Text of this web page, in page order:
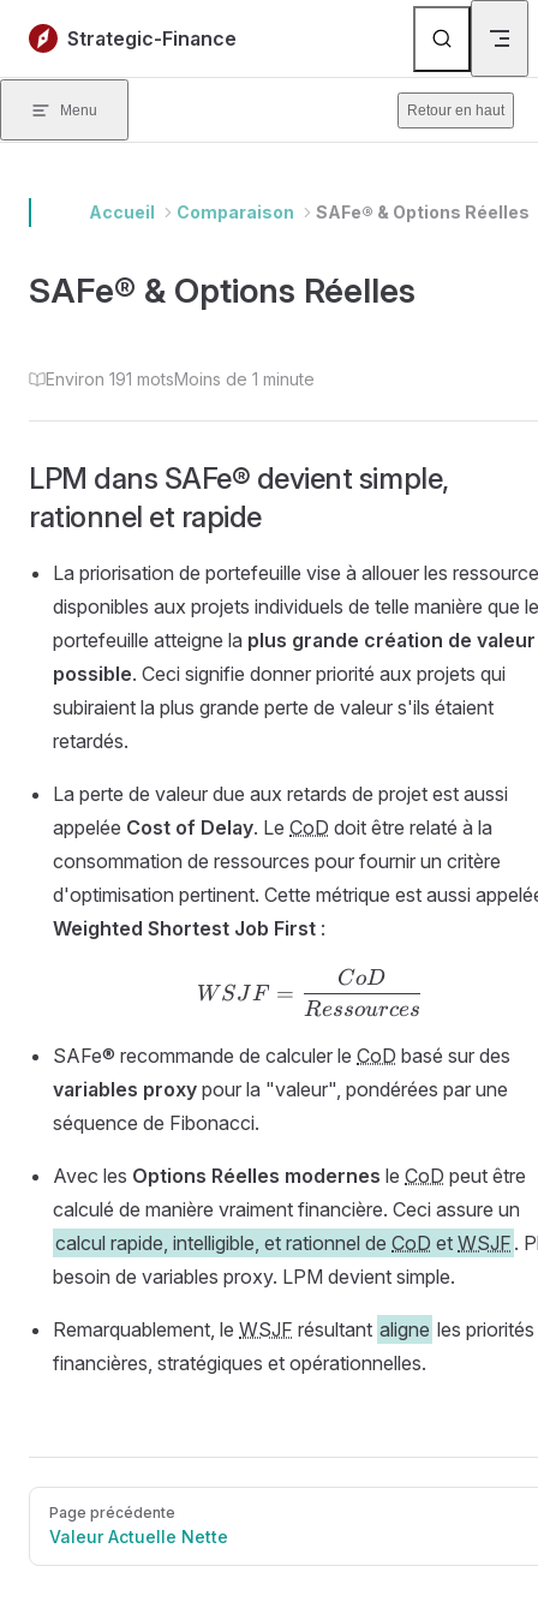
Skip to content
Strategic-Finance
Menu Retour en haut
Accueil Comparaison SAFe® & Options Réelles
SAFe® & Options Réelles
Environ 191 motsMoins de 1 minute
LPM dans SAFe® devient simple,
rationnel et rapide
La priorisation de portefeuille vise à allouer les
disponibles aux projets individuels de telle manière que le
portefeuille atteigne la plus grande création de valeur
possible. Ceci signifie donner priorité aux projets qui
subiraient la plus grande perte de valeur s'ils étaient
retardés.
La perte de valeur due aux retards de projet est aussi
appelée Cost of Delay. Le CoD doit être relaté à la
consommation de ressources pour fournir un critère
d'optimisation pertinent. Cette métrique est aussi
Weighted Shortest Job First :
WSJF = {CoD \over
WSJF =
Ressources
CoD
SAFe® recommande de calculer le CoD basé sur des
variables proxy pour la "valeur", pondérées par une
séquence de Fibonacci.
Avec les Options Réelles modernes le CoD peut être
calculé de manière vraiment financière. Ceci assure un
calcul rapide, intelligible, et rationnel de CoD et WSJF .
besoin de variables proxy. LPM devient simple.
Remarquablement, le WSJF résultant aligne les priorités
financières, stratégiques et opérationnelles.
Page précédente
Valeur Actuelle Nette